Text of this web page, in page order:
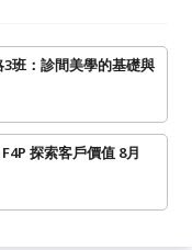
班：診間美學的基礎與
探索客戶價值 8月